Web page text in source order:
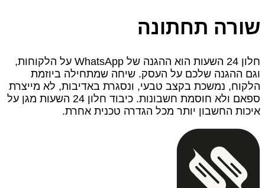
שורה תחתונה
חלון 24 השעות הוא ההגנה של WhatsApp על הלקוחות,
וגם ההגנה שלכם על העסק. שיחה שמתחילה ביוזמת
הלקוח, נמשכת בקצב טבעי, ונסגרת באדיבות, לא מייצרת
ספאם ולא חוסמת חשבונות. כיבוד חלון 24 השעות מגן על
איכות החשבון יותר מכל הגדרה טכנית אחרת.